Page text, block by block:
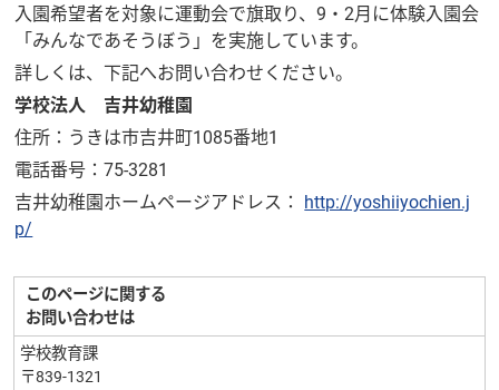
入園希望者を対象に運動会で旗取り、9・2月に体験入園会
「みんなであそうぼう」を実施しています。
詳しくは、下記へお問い合わせください。
学校法人 吉井幼稚園
住所：うきは市吉井町1085番地1
電話番号：75-3281
吉井幼稚園ホームページアドレス： http://yoshiiyochien.j
p/
このページに関する
お問い合わせは
学校教育課
〒839-1321